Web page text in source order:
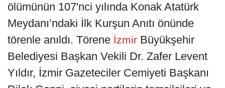
ölümünün 107'nci yılında Konak Atatürk
Meydanı’ndaki İlk Kurşun Anıtı önünde
törenle anıldı. Törene İzmir Büyükşehir
Belediyesi Başkan Vekili Dr. Zafer Levent
Yıldır, İzmir Gazeteciler Cemiyeti Başkanı